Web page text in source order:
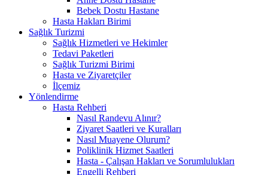
Bebek Dostu Hastane
Hasta Hakları Birimi
Sağlık Turizmi
Sağlık Hizmetleri ve Hekimler
Tedavi Paketleri
Sağlık Turizmi Birimi
Hasta ve Ziyaretçiler
İlçemiz
Yönlendirme
Hasta Rehberi
Nasıl Randevu Alınır?
Ziyaret Saatleri ve Kuralları
Nasıl Muayene Olurum?
Poliklinik Hizmet Saatleri
Hasta - Çalışan Hakları ve Sorumlulukları
Engelli Rehberi